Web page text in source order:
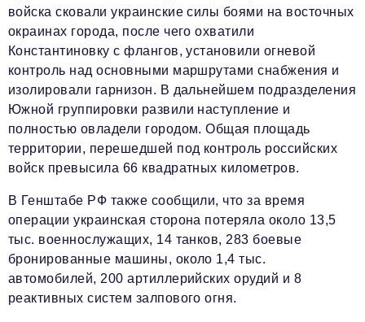
войска сковали украинские силы боями на восточных
окраинах города, после чего охватили
Константиновку с флангов, установили огневой
контроль над основными маршрутами снабжения и
изолировали гарнизон. В дальнейшем подразделения
Южной группировки развили наступление и
полностью овладели городом. Общая площадь
территории, перешедшей под контроль российских
войск превысила 66 квадратных километров.
В Генштабе РФ также сообщили, что за время
операции украинская сторона потеряла около 13,5
тыс. военнослужащих, 14 танков, 283 боевые
бронированные машины, около 1,4 тыс.
автомобилей, 200 артиллерийских орудий и 8
реактивных систем залпового огня.